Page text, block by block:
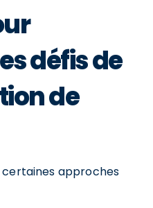
défis de
de
certaines approches